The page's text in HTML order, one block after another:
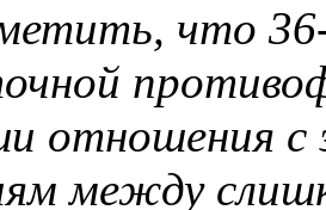
что
отношения
между